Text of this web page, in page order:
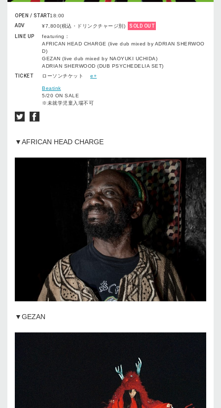
OPEN / START18:00
ADV
¥7,800(税込・ドリンクチャージ別)
SOLD OUT
LINE UP
featuring：
AFRICAN HEAD CHARGE (live dub mixed by ADRIAN SHERWOO
D)
GEZAN (live dub mixed by NAOYUKI UCHIDA)
ADRIAN SHERWOOD (DUB PSYCHEDELIA SET)
TICKET
ローソンチケット e+
Beatink
5/20 ON SALE
※未就学児童入場不可
▼AFRICAN HEAD CHARGE
▼GEZAN